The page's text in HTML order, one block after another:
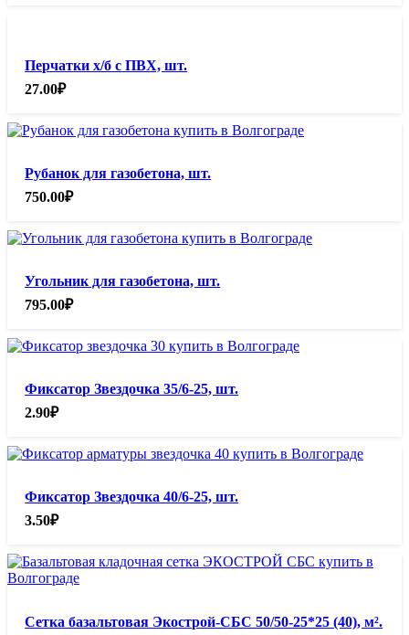
Перчатки х/б с ПВХ, шт.
27.00₽
Рубанок для газобетона, шт.
750.00₽
Угольник для газобетона, шт.
795.00₽
Фиксатор Звездочка 35/6-25, шт.
2.90₽
Фиксатор Звездочка 40/6-25, шт.
3.50₽
Сетка базальтовая Экострой-СБС 50/50-25*25 (40), м².